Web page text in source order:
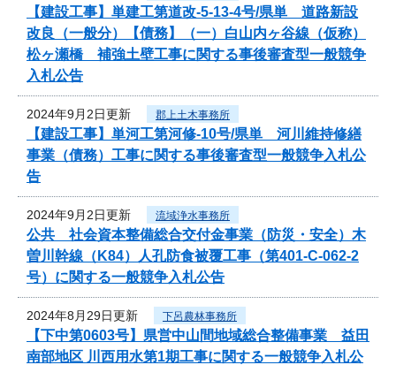
【建設工事】単建工第道改-5-13-4号/県単 道路新設
改良（一般分）【債務】（一）白山内ヶ谷線（仮称）
松ヶ瀬橋 補強土壁工事に関する事後審査型一般競争
入札公告
2024年9月2日更新 郡上土木事務所
【建設工事】単河工第河修-10号/県単 河川維持修繕
事業（債務）工事に関する事後審査型一般競争入札公
告
2024年9月2日更新 流域浄水事務所
公共 社会資本整備総合交付金事業（防災・安全）木
曽川幹線（K84）人孔防食被覆工事（第401-C-062-2
号）に関する一般競争入札公告
2024年8月29日更新 下呂農林事務所
【下中第0603号】県営中山間地域総合整備事業 益田
南部地区 川西用水第1期工事に関する一般競争入札公